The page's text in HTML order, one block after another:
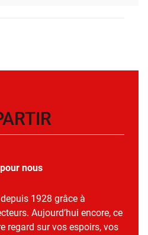
nous
1928 grâce à
Aujourd’hui encore, ce
regard sur vos espoirs, vos